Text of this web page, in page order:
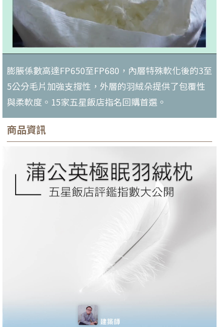
膨脹係數高達FP650至FP680，內層特殊軟化後的3至
5公分毛片加強支撐性，外層的羽絨朵提供了包覆性
與柔軟度。15家五星飯店指名回購首選。
商品資訊